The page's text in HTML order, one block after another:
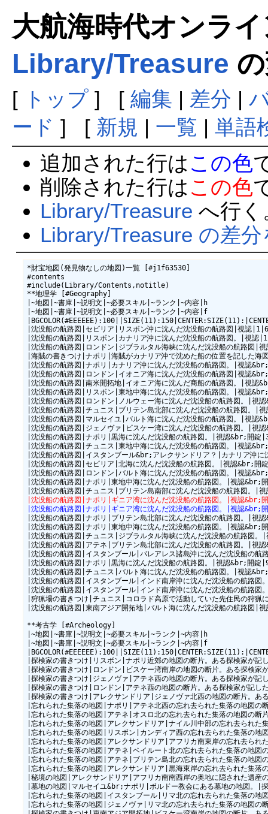
大航海時代オンラ
Library/Treasure
[ トップ] [ 編集 | 差分 |
ード ] [ 新規 | 一覧 | 単語
追加された行は この色
削除された行は この色
Library/Treasure へ行く
Library/Treasure の差
*財宝地図(発見物なしの地図)一覧 [#j1f63530]
#contents
#include(Library/Contents,notitle)
**地理学 [#Geography]
|~地図|~書庫|~説明文|~必要スキル|~ランク|~内容|h
|~地図|~書庫|~説明文|~必要スキル|~ランク|~内容|f
|沈没船の航路図|セビリア|リスボン沖に沈んだ沈没船の航路図|視認
|沈没船の航路図|リスボン|カナリア沖に沈んだ沈没船の航路図。|視
|沈没船の航路図|ロンドン|ジブラルタル海峡に沈んだ沈没船の航路図|
|海賊の書きつけ|ナポリ|海賊がカナリア沖で沈めた船の位置を記した
|沈没船の航路図|ナポリ|カナリア沖に沈んだ沈没船の航路図。|視認
|沈没船の航路図|ロンドン|イオニア海に沈んだ沈没船の航路図|視認
|沈没船の航路図|南米開拓地|イオニア海に沈んだ商船の航路図。|視認
|沈没船の航路図|リスボン|東地中海に沈んだ沈没船の航路図。|視認
|沈没船の航路図|ロンドン|ノルウェー海に沈んだ沈没船の航路図。|
|沈没船の航路図|チュニス|ブリテン島北部に沈んだ沈没船の航路図。|
|沈没船の航路図|マルセイユ|バルト海に沈んだ沈没船の航路図。|視
|沈没船の航路図|ジェノヴァ|ビスケー湾に沈んだ沈没船の航路図。|
|沈没船の航路図|ナポリ|黒海に沈んだ沈没船の航路図。|視認&br;開
|沈没船の航路図|チュニス|東地中海に沈んだ沈没船の航路図。|視認
|沈没船の航路図|イスタンブール&br;アレクサンドリア？|カナリア沖
|沈没船の航路図|セビリア|北海に沈んだ沈没船の航路図。|視認&br;
|沈没船の航路図|ロンドン|バルト海に沈んだ沈没船の航路図。|視認
|沈没船の航路図|ナポリ|東地中海に沈んだ沈没船の航路図。|視認
|沈没船の航路図|ナポリ|ギニア湾に沈んだ沈没船の航路図。|視認
|沈没船の航路図|ナポリ|ギニア湾に沈んだ沈没船の航路図。|視認